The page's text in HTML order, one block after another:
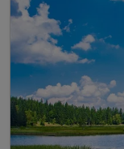
mit jeweils einem
1 x Eierlikör zur
inkl. Gästekarte
inkl. Nutzung des
inkl. Parkplatz am
inkl. W-Lan
* alkoholfreie